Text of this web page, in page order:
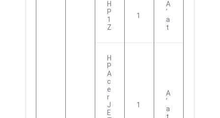
H
P
1
Z
1
A
’
A
T
H
P
A
C
E
R
J
E
1
A
’
A